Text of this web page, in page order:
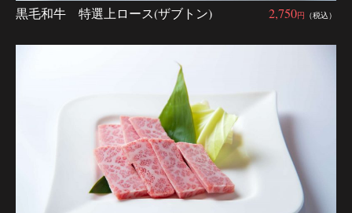
2,750円 （税込）
黒毛和牛 特選上ロース(ザブトン)